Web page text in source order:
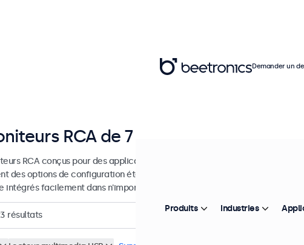
RCA de 7 à 32 pouces
RCA conçus pour des applications professionnelles et une utilisation
des options de configuration étendues et des options de montage
intégrés facilement dans n'importe quelle application et environnement.
résultats
Demander un
Produits Industries